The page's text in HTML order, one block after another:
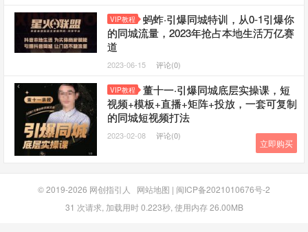
VIP教程
蚂蚱·引爆同城特训，从0-1引爆你
的同城流量，2023年抢占本地生活万亿赛
道
2023-06-15 评论(0)
VIP教程
董十一·引爆同城底层实操课，​短
视频+模板+直播+矩阵+投放，一套可复制
的同城短视频打法
2023-02-08 评论(0)
立即购买
© 2019-2026 网创指引人 网站地图 | 闽ICP备2021010676号-2
31 次请求, 加载用时 0.223秒, 使用内存 26.00MB